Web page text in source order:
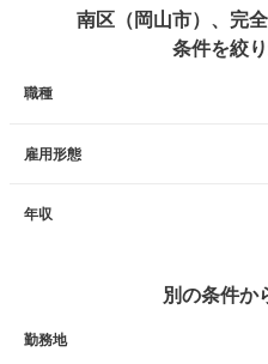
南区（岡山市）、完
条件を絞
職種
雇用形態
年収
別の条件か
勤務地